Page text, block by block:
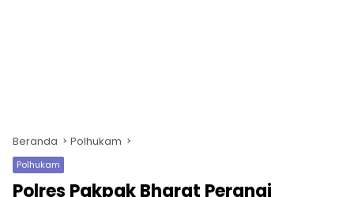
Beranda Polhukam
Polhukam
Polres Pakpak Bharat Perangi